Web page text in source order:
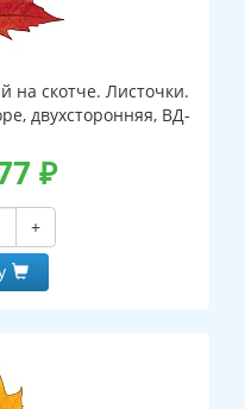
скотче. Листочки.
двухсторонняя, ВД-
₽
+